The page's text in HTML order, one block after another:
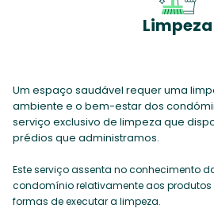
Limpeza
Um espaço saudável requer uma
ambiente e o bem-estar dos
serviço exclusivo de limpeza que
prédios que administramos.
Este serviço assenta no conhecimento
condomínio relativamente aos produtos
formas de executar a limpeza.